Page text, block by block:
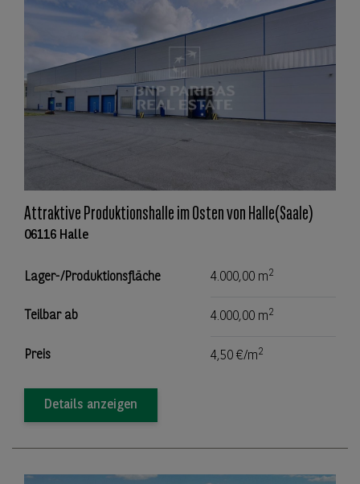
Attraktive Produktionshalle im Osten von Halle(Saale)
06116 Halle
Lager-/Produktionsfläche 4.000,00 m2
Teilbar ab 4.000,00 m2
Preis 4,50 €/m2
Details anzeigen